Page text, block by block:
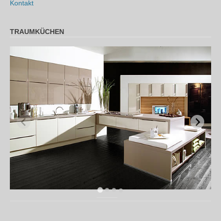
Kontakt
TRAUMKÜCHEN